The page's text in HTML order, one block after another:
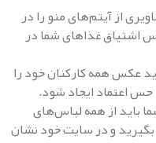
منو را در
غذا‌های شما در
کارکنان خود را
ایجاد شود.
همه لباس‌های
در سایت خود نشان